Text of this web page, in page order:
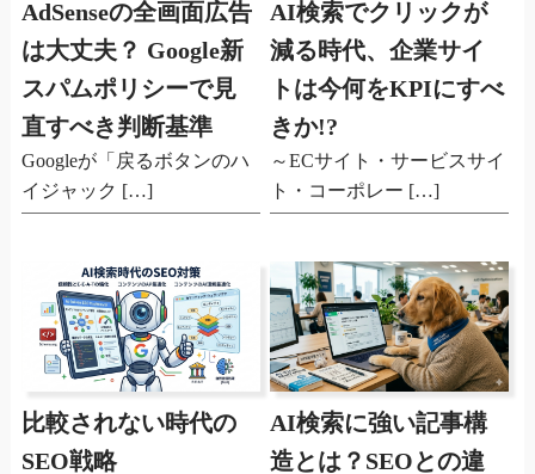
AdSenseの全画面広告
は大丈夫？ Google新
スパムポリシーで見
直すべき判断基準
Googleが「戻るボタンのハ
イジャック […]
AI検索でクリックが
減る時代、企業サイ
トは今何をKPIにすべ
きか!?
～ECサイト・サービスサイ
ト・コーポレー […]
比較されない時代の
SEO戦略
AI検索に強い記事構
造とは？SEOとの違